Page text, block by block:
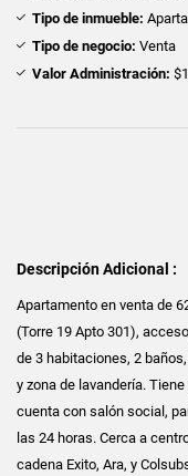
Tipo de inmueble:
Tipo de negocio: Venta
Valor Administración:
Descripción Adicional :
Apartamento en venta de
(Torre 19 Apto 301),
de 3 habitaciones, 2
y zona de lavandería.
cuenta con salón social,
las 24 horas. Cerca a
cadena Exito, Ara, y